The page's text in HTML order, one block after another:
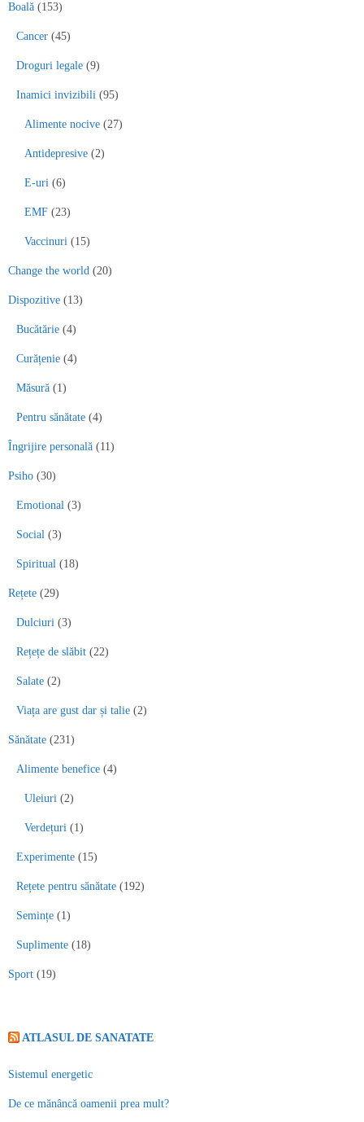
Boală (153)
Cancer (45)
Droguri legale (9)
Inamici invizibili (95)
Alimente nocive (27)
Antidepresive (2)
E-uri (6)
EMF (23)
Vaccinuri (15)
Change the world (20)
Dispozitive (13)
Bucătărie (4)
Curățenie (4)
Măsură (1)
Pentru sănătate (4)
Îngrijire personală (11)
Psiho (30)
Emotional (3)
Social (3)
Spiritual (18)
Rețete (29)
Dulciuri (3)
Rețețe de slăbit (22)
Salate (2)
Viața are gust dar și talie (2)
Sănătate (231)
Alimente benefice (4)
Uleiuri (2)
Verdețuri (1)
Experimente (15)
Rețete pentru sănătate (192)
Semințe (1)
Suplimente (18)
Sport (19)
ATLASUL DE SANATATE
Sistemul energetic
De ce mănâncă oamenii prea mult?